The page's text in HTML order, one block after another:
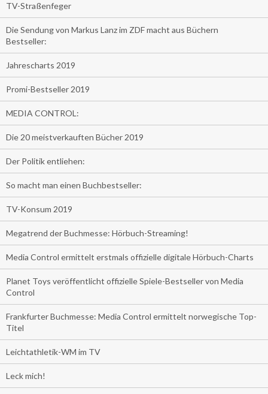
TV-Straßenfeger
Die Sendung von Markus Lanz im ZDF macht aus Büchern
Bestseller:
Jahrescharts 2019
Promi-Bestseller 2019
MEDIA CONTROL:
Die 20 meistverkauften Bücher 2019
Der Politik entliehen:
So macht man einen Buchbestseller:
TV-Konsum 2019
Megatrend der Buchmesse: Hörbuch-Streaming!
Media Control ermittelt erstmals offizielle digitale Hörbuch-Charts
Planet Toys veröffentlicht offizielle Spiele-Bestseller von Media
Control
Frankfurter Buchmesse: Media Control ermittelt norwegische Top-
Titel
Leichtathletik-WM im TV
Leck mich!